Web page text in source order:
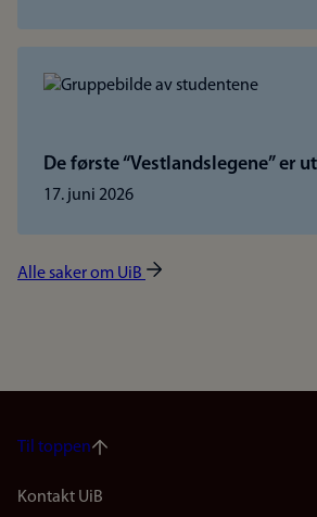
De første “Vestlandslegene” er
17. juni 2026
Alle saker om UiB
Til toppen
Footer
Kontakt UiB